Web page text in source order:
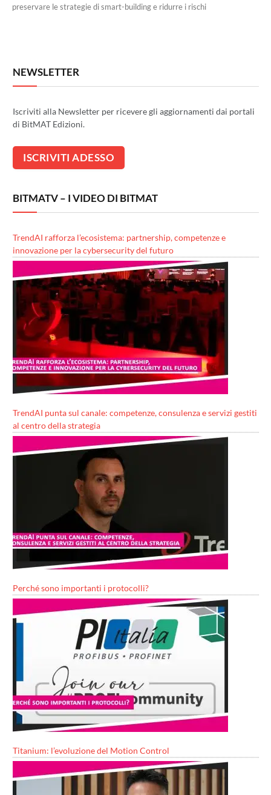
preservare le strategie di smart-building e ridurre i rischi
NEWSLETTER
Iscriviti alla Newsletter per ricevere gli aggiornamenti dai portali
di BitMAT Edizioni.
BITMATV – I VIDEO DI BITMAT
TrendAI rafforza l’ecosistema: partnership, competenze e
innovazione per la cybersecurity del futuro
TrendAI punta sul canale: competenze, consulenza e servizi gestiti
al centro della strategia
Perché sono importanti i protocolli?
Titanium: l’evoluzione del Motion Control